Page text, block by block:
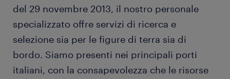
del 29 novembre 2013, il nostro personale
specializzato offre servizi di ricerca e
selezione sia per le figure di terra sia di
bordo. Siamo presenti nei principali porti
italiani, con la consapevolezza che le risorse